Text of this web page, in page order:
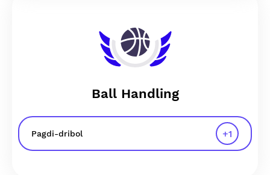
Ball Handling
Pagdi-dribol +1